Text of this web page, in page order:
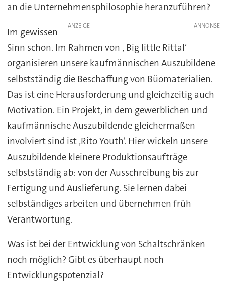
an die Unternehmensphilosophie heranzuführen?
ANZEIGE
Im gewissen
Sinn schon. Im Rahmen von ‚ Big little Rittal‘
organisieren unsere kaufmännischen Auszubildene
selbstständig die Beschaffung von Büomaterialien.
Das ist eine Herausforderung und gleichzeitig auch
Motivation. Ein Projekt, in dem gewerblichen und
kaufmännische Auszubildende gleichermaßen
involviert sind ist ‚Rito Youth‘. Hier wickeln unsere
Auszubildende kleinere Produktionsaufträge
selbstständig ab: von der Ausschreibung bis zur
Fertigung und Auslieferung. Sie lernen dabei
selbständiges arbeiten und übernehmen früh
Verantwortung.
Was ist bei der Entwicklung von Schaltschränken
noch möglich? Gibt es überhaupt noch
Entwicklungspotenzial?